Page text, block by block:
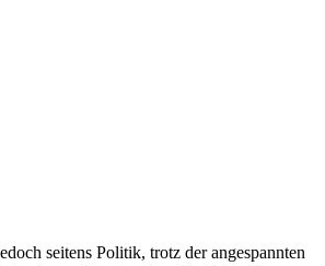
seitens Politik, trotz der angespannten